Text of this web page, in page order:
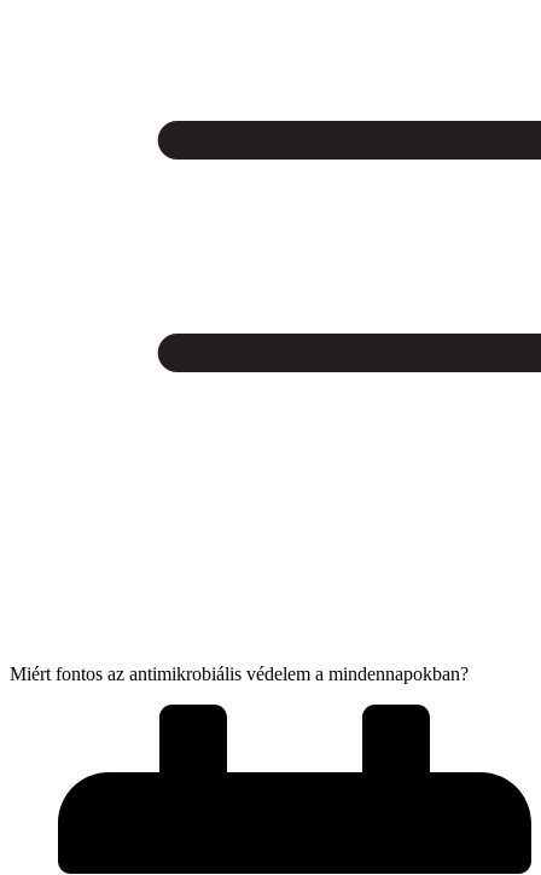
Miért fontos az antimikrobiális védelem a mindennapokban?